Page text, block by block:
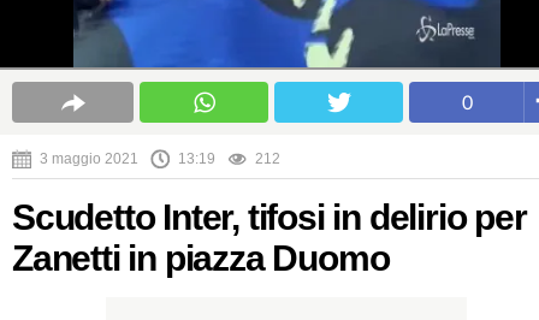
0
3 maggio 2021 13:19 212
Scudetto Inter, tifosi in delirio per
Zanetti in piazza Duomo